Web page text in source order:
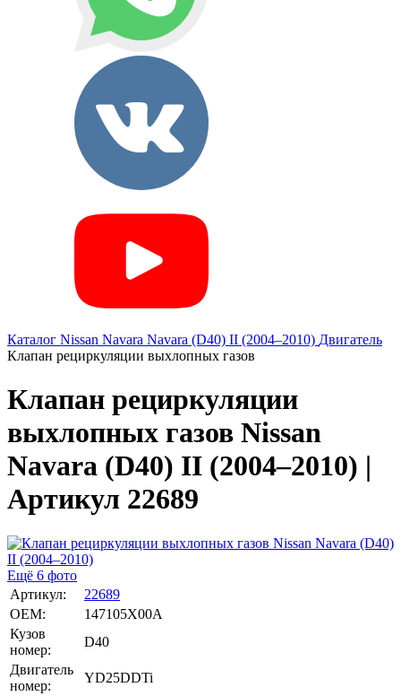
Каталог Nissan Navara Navara (D40) II (2004–2010) Двигатель
Клапан рециркуляции выхлопных газов
Клапан рециркуляции
выхлопных газов Nissan
Navara (D40) II (2004–2010) |
Артикул 22689
Ещё 6 фото
Артикул:
22689
OEM:
147105X00A
Кузов
номер:
D40
Двигатель
номер:
YD25DDTi